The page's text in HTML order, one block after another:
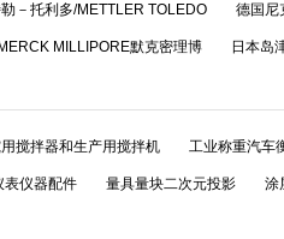
－托利多/METTLER TOLEDO 德国尼
MERCK MILLIPORE默克密理博 日本岛
搅拌器和生产用搅拌机 工业称重汽车
表仪器配件 量具量块二次元投影 涂